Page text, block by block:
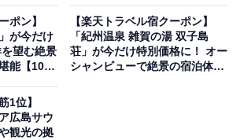
天トラベルでホテルを見る
ポン】
が今だけ
望む絶景
能【10月
【楽天トラベル宿クーポン】
「紀州温泉 雑賀の湯 双子島
荘」が今だけ特別価格に！ オー
シャンビューで絶景の宿泊体験
1位】
広島サウ
観光の拠